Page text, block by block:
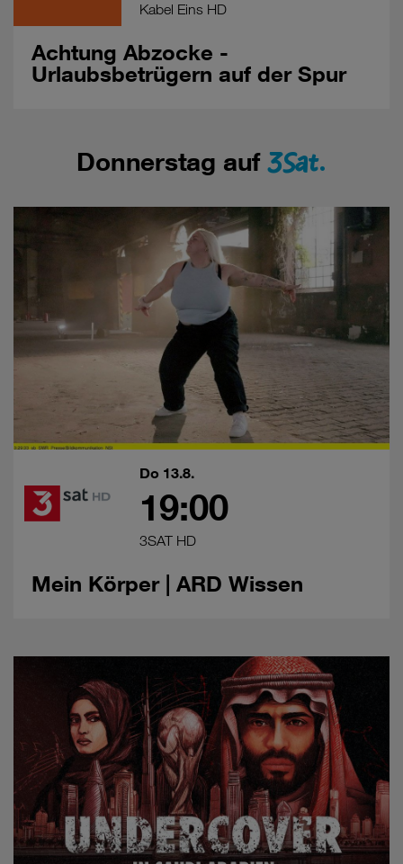
Kabel Eins HD
Achtung Abzocke -
Urlaubsbetrügern auf der Spur
Donnerstag auf 3Sat.
Do 13.8.
19:00
3SAT HD
Mein Körper | ARD Wissen